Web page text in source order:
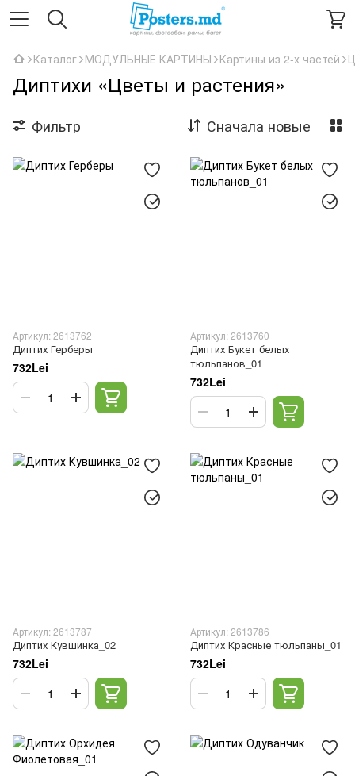
Каталог МОДУЛЬНЫЕ КАРТИНЫ Картины из 2-х частей
Диптихи «Цветы и растения»
Фильтр Сначала новые
Артикул: 2613762
Диптих Герберы
732Lei
Артикул: 2613760
Диптих Букет белых
тюльпанов_01
732Lei
Артикул: 2613787
Диптих Кувшинка_02
732Lei
Артикул: 2613786
Диптих Красные тюльпаны_01
732Lei